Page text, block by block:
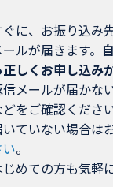
に、お振り込み
ルが届きます。
しくお申し込み
メールが届かな
をご確認くださ
ていない場合は
。
めての方も気軽